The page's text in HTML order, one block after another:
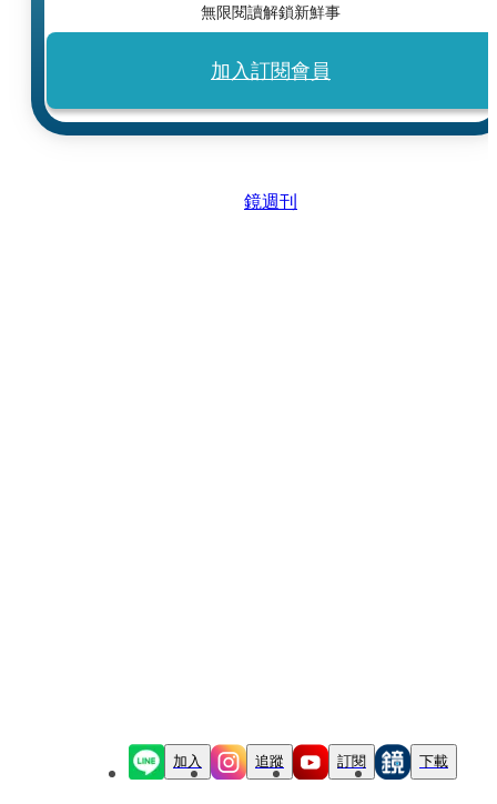
無限閱讀解鎖新鮮事
加入訂閱會員
鏡週刊
加入 追蹤 訂閱 下載